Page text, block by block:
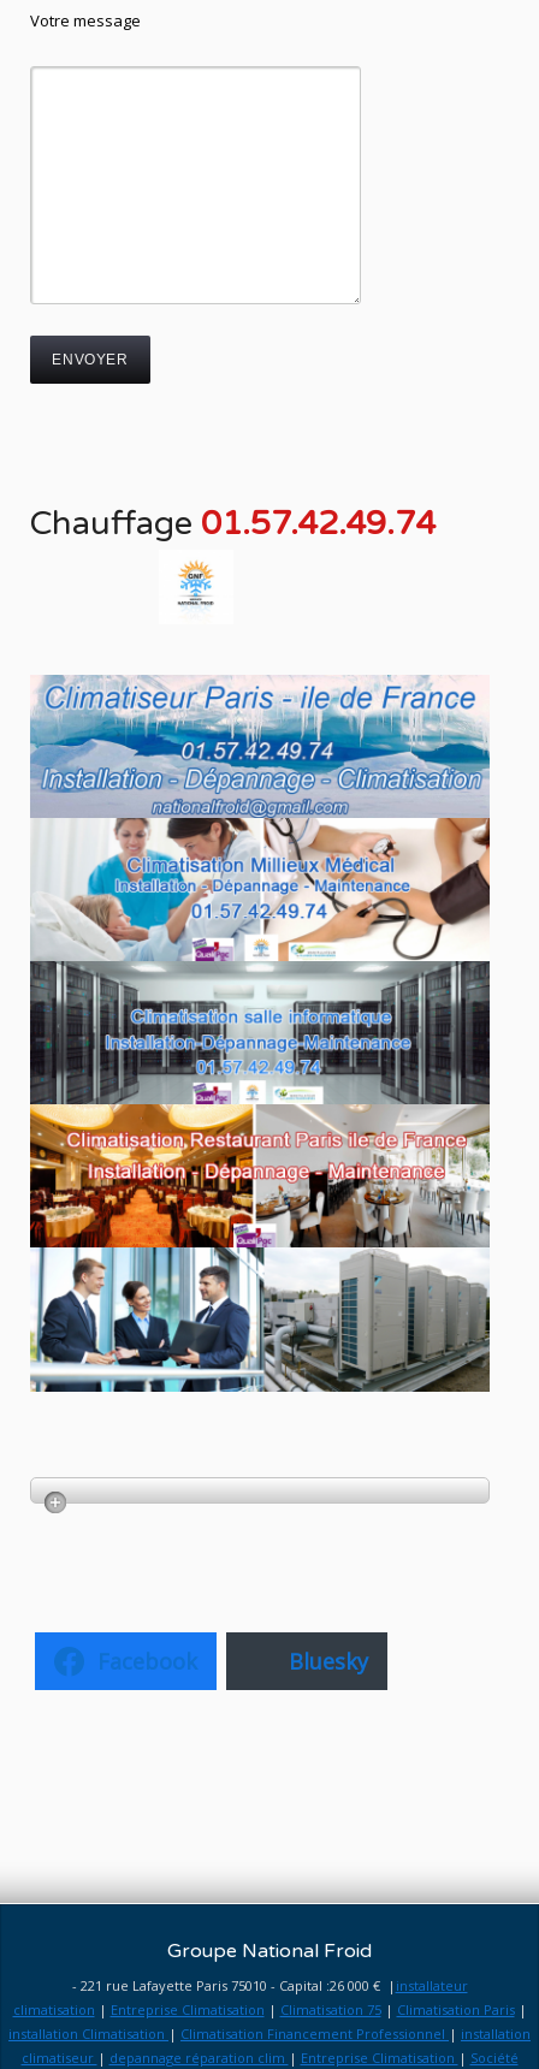
Votre message
Chauffage 01.57.42.49.74
Facebook Bluesky
Groupe National Froid
- 221 rue Lafayette Paris 75010 - Capital :26 000 € | installateur
climatisation | Entreprise Climatisation | Climatisation 75| Climatisation Paris|
installation Climatisation | Climatisation Financement Professionnel | installation
climatiseur | depannage réparation clim | Entreprise Climatisation | Société